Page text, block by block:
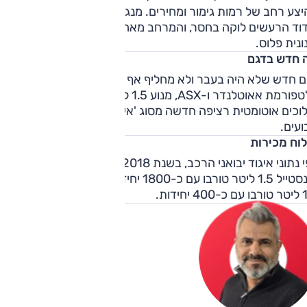
רחב של רמות גימור ומחירים. מנגד, נוחות הנסיעה בינונית,
הרעשים לוקה בחסר, והמרחב מאחור לא מרשים. התמורה
פלוס.
חדש בדגם
חדש שלא היה בעבר ולא מחליף אף דגם אחר, מבוסס על
פלטפורמת אאוטלנדר ו-ASX, מנוע 1.5 ל' טורבו-בנזין חדש, תיבת
מכירות
אינסטייל 1.5 ליטר טורבו עם כ-1800 יחידות. אחריה גרסת אינטנס